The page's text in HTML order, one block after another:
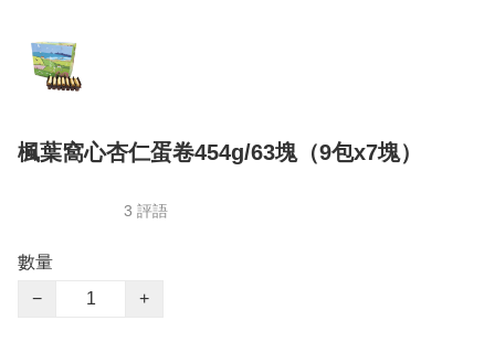
楓葉窩心杏仁蛋卷454g/63塊（9包x7塊）
3 評語
數量
−
+